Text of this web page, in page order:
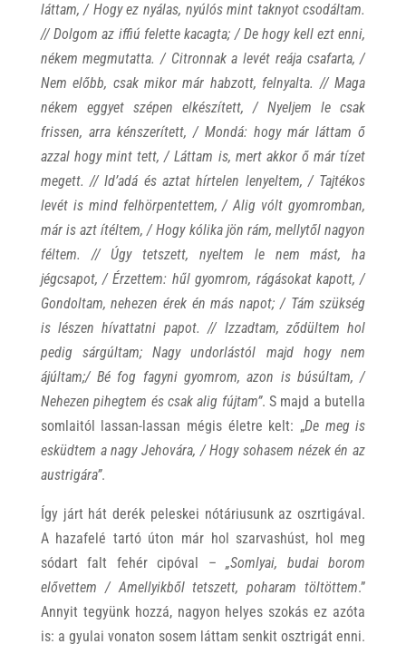
láttam, / Hogy ez nyálas, nyúlós mint taknyot csodáltam.
// Dolgom az iffiú felette kacagta; / De hogy kell ezt enni,
nékem megmutatta. / Citronnak a levét reája csafarta, /
Nem előbb, csak mikor már habzott, felnyalta. // Maga
nékem eggyet szépen elkészített, / Nyeljem le csak
frissen, arra kénszerített, / Mondá: hogy már láttam ő
azzal hogy mint tett, / Láttam is, mert akkor ő már tízet
megett. // Id’adá és aztat hírtelen lenyeltem, / Tajtékos
levét is mind felhörpentettem, / Alig vólt gyomromban,
már is azt ítéltem, / Hogy kólika jön rám, mellytől nagyon
féltem. // Úgy tetszett, nyeltem le nem mást, ha
jégcsapot, / Érzettem: hűl gyomrom, rágásokat kapott, /
Gondoltam, nehezen érek én más napot; / Tám szükség
is lészen hívattatni papot. // Izzadtam, ződültem hol
pedig sárgúltam; Nagy undorlástól majd hogy nem
ájúltam;/ Bé fog fagyni gyomrom, azon is búsúltam, /
Nehezen pihegtem és csak alig fújtam”. S majd a butella
somlaitól lassan-lassan mégis életre kelt: „De meg is
esküdtem a nagy Jehovára, / Hogy sohasem nézek én az
austrigára”.
Így járt hát derék peleskei nótáriusunk az oszrtigával.
A hazafelé tartó úton már hol szarvashúst, hol meg
sódart falt fehér cipóval –„Somlyai, budai borom
elővettem / Amellyikből tetszett, poharam töltöttem.”
Annyit tegyünk hozzá, nagyon helyes szokás ez azóta
is: a gyulai vonaton sosem láttam senkit osztrigát enni.